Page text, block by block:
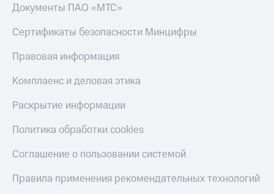
Документы ПАО «МТС»
Сертификаты безопасности Минцифры
Правовая информация
Комплаенс и деловая этика
Раскрытие информации
Политика обработки cookies
Соглашение о пользовании системой
Правила применения рекомендательных технологий